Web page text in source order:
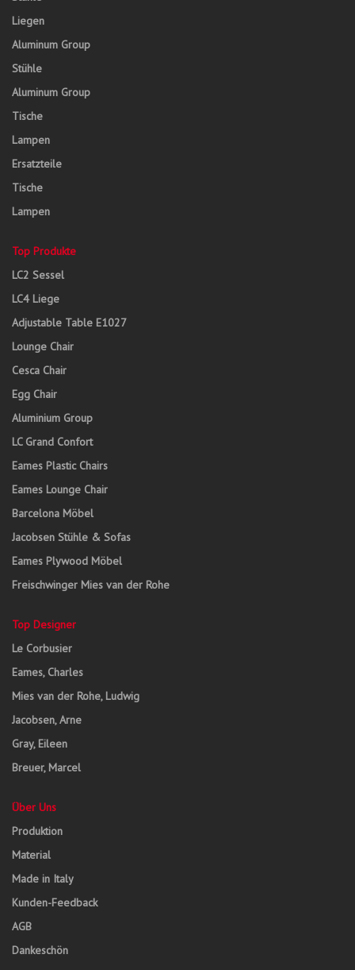
Liegen
Aluminum Group
Stühle
Aluminum Group
Tische
Lampen
Ersatzteile
Tische
Lampen
Top Produkte
LC2 Sessel
LC4 Liege
Adjustable Table E1027
Lounge Chair
Cesca Chair
Egg Chair
Aluminium Group
LC Grand Confort
Eames Plastic Chairs
Eames Lounge Chair
Barcelona Möbel
Jacobsen Stühle & Sofas
Eames Plywood Möbel
Freischwinger Mies van der Rohe
Top Designer
Le Corbusier
Eames, Charles
Mies van der Rohe, Ludwig
Jacobsen, Arne
Gray, Eileen
Breuer, Marcel
Über Uns
Produktion
Material
Made in Italy
Kunden-Feedback
AGB
Dankeschön